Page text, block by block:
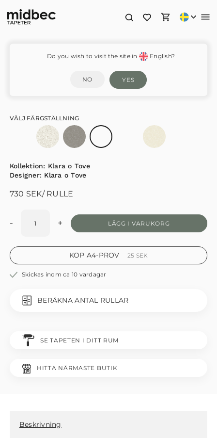
Landskapsdjur – 26023
Kollektion: Klara o Tove
Designer: Klara o Tove
VÄLJ FÄRGSTÄLLNING
730 SEK/ RULLE
- + LÄGG I VARUKORG
Skickas inom ca 10 vardagar
BERÄKNA ANTAL RULLAR
KÖP A4-PROV 25 SEK
SE TAPETEN I DITT RUM
HITTA NÄRMASTE BUTIK
Beskrivning
Do you wish to visit the site in English?
NO YES